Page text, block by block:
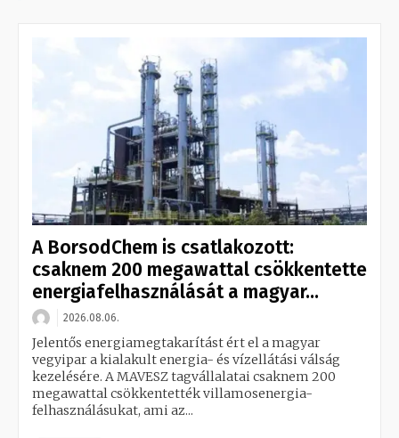
A BorsodChem is csatlakozott:
csaknem 200 megawattal csökkentette
energiafelhasználását a magyar...
2026.08.06.
Jelentős energiamegtakarítást ért el a magyar
vegyipar a kialakult energia- és vízellátási válság
kezelésére. A MAVESZ tagvállalatai csaknem 200
megawattal csökkentették villamosenergia-
felhasználásukat, ami az...